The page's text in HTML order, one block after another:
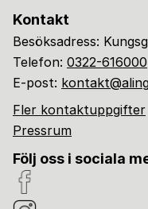
Kontakt
Besöksadress:
Telefon: 0322-616000
E-post:
Fler kontaktuppgifter
Pressrum
Följ oss i sociala